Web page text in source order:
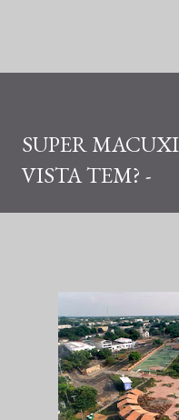
SUPER
VISTA TEM? -